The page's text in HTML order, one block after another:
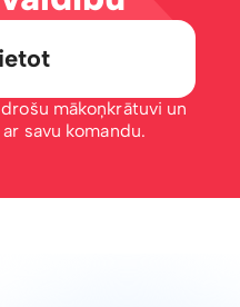
mākoņkrātuvi un
savu komandu.